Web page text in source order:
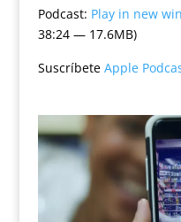
Podcast: Play in new
38:24 — 17.6MB)
Suscríbete Apple